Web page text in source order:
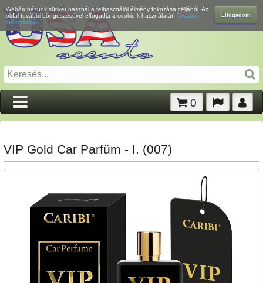
Elfogadom
Webáruházunk sütiket használ a felhasználói élmény fokozása céljából. Az
oldal további böngészésével elfogadja a cookie-k használatát! További
információk...
0
VIP Gold Car Parfüm - I. (007)